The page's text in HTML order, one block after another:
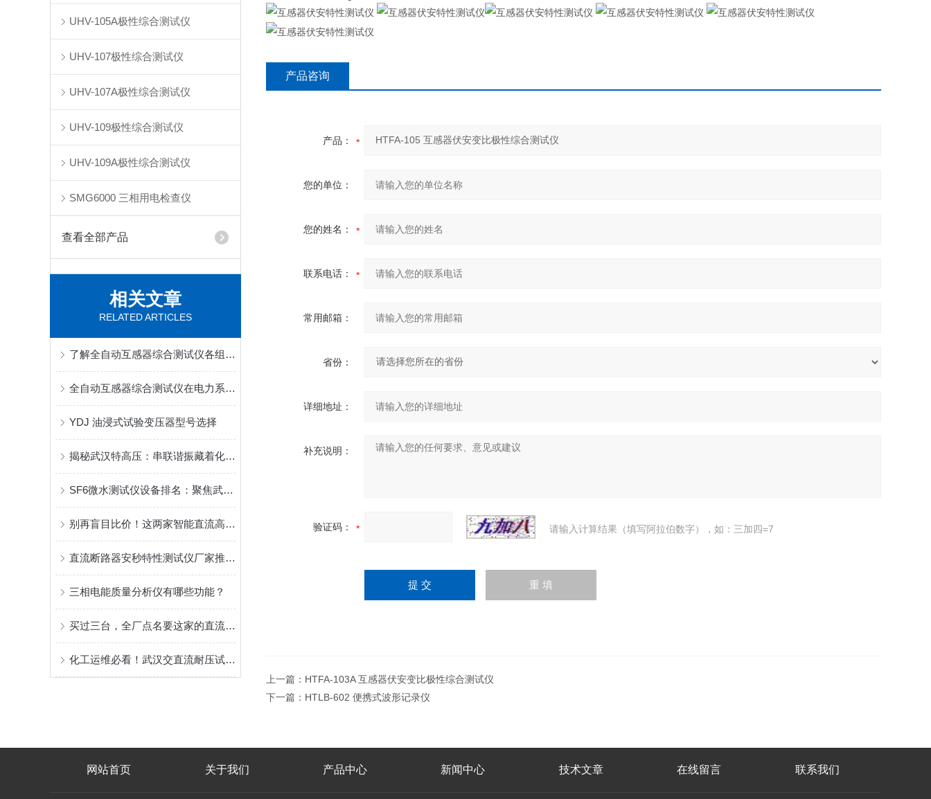
UHV-105A极性综合测试仪
UHV-107极性综合测试仪
UHV-107A极性综合测试仪
UHV-109极性综合测试仪
UHV-109A极性综合测试仪
SMG6000 三相用电检查仪
查看全部产品
相关文章
RELATED ARTICLES
了解全自动互感器综合测试仪各组成部件功能特点才能更好的使用它
全自动互感器综合测试仪在电力系统中发挥着重要的作用
YDJ 油浸式试验变压器型号选择
揭秘武汉特高压：串联谐振藏着化工行业的技术密码
SF6微水测试仪设备排名：聚焦武汉特高压电力科技有限公司的实践之路
别再盲目比价！这两家智能直流高压发生器厂家更值得信赖
直流断路器安秒特性测试仪厂家推荐：原理、设备与系统级验证
三相电能质量分析仪有哪些功能？
买过三台，全厂点名要这家的直流高压发生器
化工运维必看！武汉交直流耐压试验装置厂家挑选干货
产品咨询
产品：
您的单位：
您的姓名：
联系电话：
常用邮箱：
省份：
详细地址：
补充说明：
验证码： 请输入计算结果（填写阿拉伯数字），如：三加四=7
上一篇： HTFA-103A 互感器伏安变比极性综合测试仪
下一篇： HTLB-602 便携式波形记录仪
网站首页 关于我们 产品中心 新闻中心 技术文章 在线留言 联系我们